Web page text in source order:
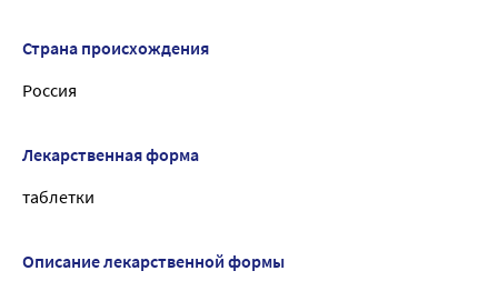
Страна происхождения
Россия
Лекарственная форма
таблетки
Описание лекарственной формы